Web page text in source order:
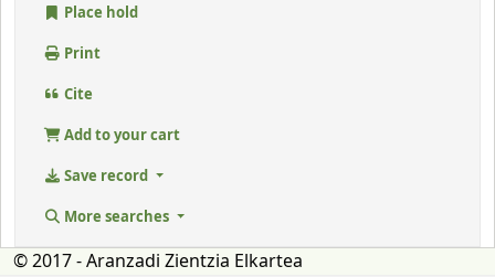
Place hold
Print
Cite
Add to your cart
Save record
More searches
© 2017 - Aranzadi Zientzia Elkartea